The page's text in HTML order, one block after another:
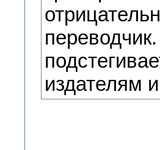
издателям